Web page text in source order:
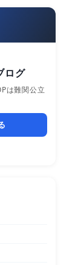
ログ
は難関公立